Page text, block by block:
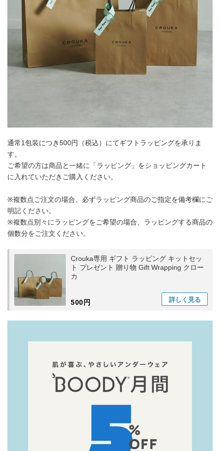
通常1包装につき500円（税込）にてギフトラッピングを承りま
す。
ご希望の方は商品と一緒に「ラッピング」をショッピングカート
に入れていただきご購入ください。
※複数点ご注文の場合、必ずラッピング商品のご指定を備考欄にご
明記ください。
※複数点別々にラッピングをご希望の場合、ラッピングする商品の
個数分をご注文ください。
Crouka専用 ギフト ラッピング キットセッ
ト プレゼント 贈り物 Gift Wrapping クロー
カ
500円 詳しく 見る